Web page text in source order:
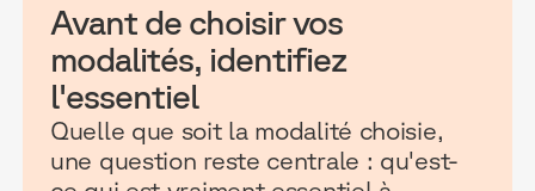
Avant de choisir vos
modalités, identifiez
l'essentiel
Quelle que soit la modalité choisie,
une question reste centrale : qu'est-